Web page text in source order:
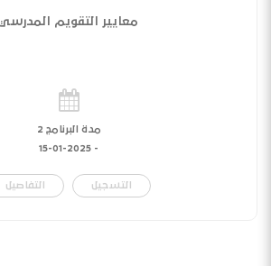
معايير التقويم المدرسي
مدة البرنامج 2
-
15-01-2025
التسجيل التفاصيل